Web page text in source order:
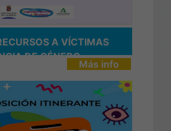
A VÍCTIMAS
DE GÉNERO
Más info